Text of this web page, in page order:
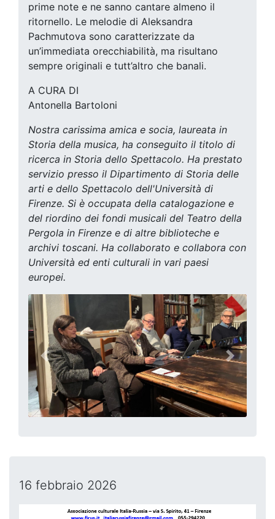
prime note e ne sanno cantare almeno il
ritornello. Le melodie di Aleksandra
Pachmutova sono caratterizzate da
un’immediata orecchiabilità, ma risultano
sempre originali e tutt’altro che banali.
A CURA DI
Antonella Bartoloni
Nostra carissima amica e socia, laureata in
Storia della musica, ha conseguito il titolo di
ricerca in Storia dello Spettacolo. Ha prestato
servizio presso il Dipartimento di Storia delle
arti e dello Spettacolo dell'Università di
Firenze. Si è occupata della catalogazione e
del riordino dei fondi musicali del Teatro della
Pergola in Firenze e di altre biblioteche e
archivi toscani. Ha collaborato e collabora con
Università ed enti culturali in vari paesi
europei.
precedente
16 febbraio 2026